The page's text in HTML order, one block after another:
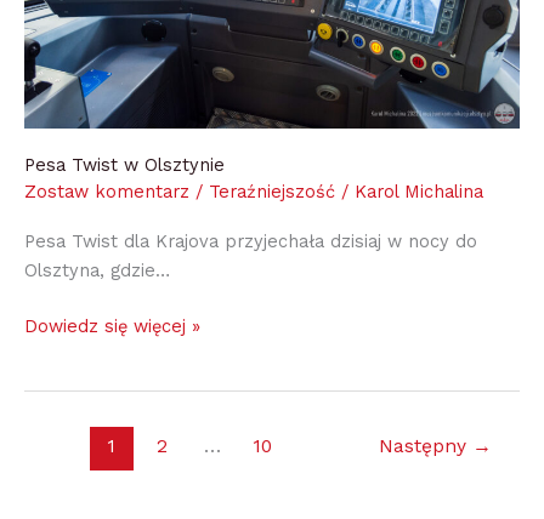
Pesa Twist w Olsztynie
Zostaw komentarz / Teraźniejszość / Karol Michalina
Pesa Twist dla Krajova przyjechała dzisiaj w nocy do
Olsztyna, gdzie…
Dowiedz się więcej »
1 2 … 10 Następny →